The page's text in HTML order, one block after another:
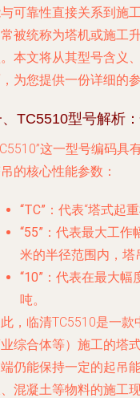
可靠性直接关系到施
被统称为塔机或施工
本文将从其型号含义
为您提供一份详细的参
TC5510型号解析
这一型号编码
的核心性能参数：
“TC” ：代表“塔式起
“55” ：代表最大工
米的半径范围内，塔
“10” ：代表在最大
吨。
，临清TC5510是一
综合体等）施工的塔
仍能保持一定的起吊
混凝土等物料的施工现